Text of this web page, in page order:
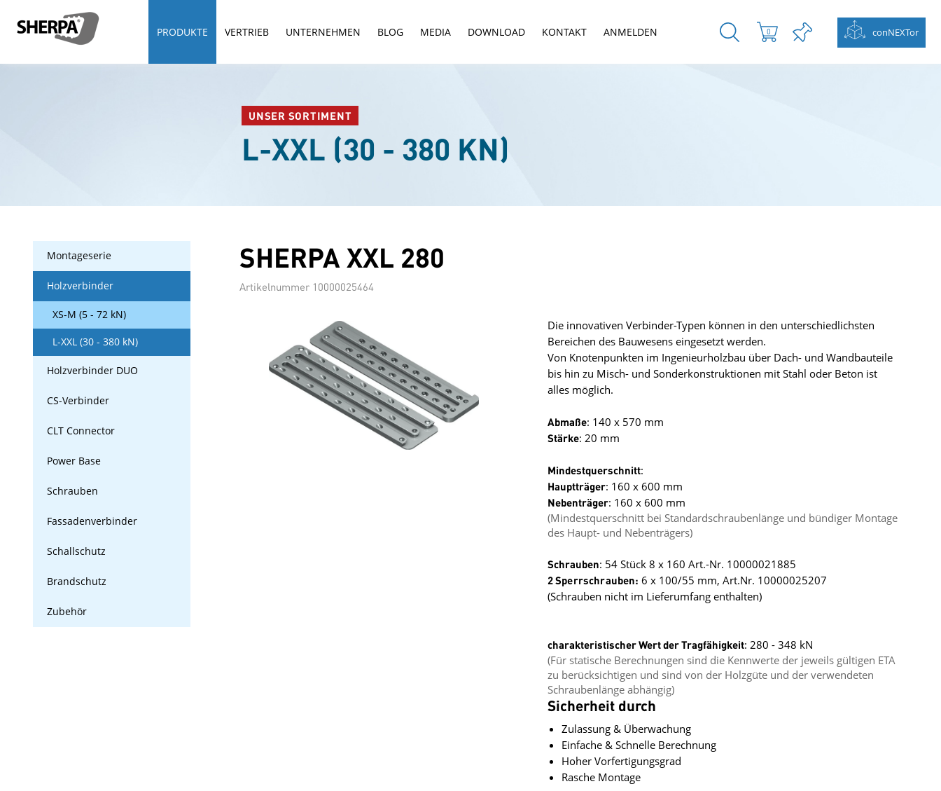
PRODUKTE VERTRIEB UNTERNEHMEN BLOG MEDIA DOWNLOAD KONTAKT ANMELDEN conNEXTor
0
UNSER SORTIMENT
L-XXL (30 - 380 KN)
Montageserie
Holzverbinder
XS-M (5 - 72 kN)
L-XXL (30 - 380 kN)
Holzverbinder DUO
CS-Verbinder
CLT Connector
Power Base
Schrauben
Fassadenverbinder
Schallschutz
Brandschutz
Zubehör
SHERPA XXL 280
Artikelnummer 10000025464
Die innovativen Verbinder-Typen können in den unterschiedlichsten
Bereichen des Bauwesens eingesetzt werden.
Von Knotenpunkten im Ingenieurholzbau über Dach- und Wandbauteile
bis hin zu Misch- und Sonderkonstruktionen mit Stahl oder Beton ist
alles möglich.
Abmaße: 140 x 570 mm
Stärke: 20 mm
Mindestquerschnitt:
Hauptträger: 160 x 600 mm
Nebenträger: 160 x 600 mm
(Mindestquerschnitt bei Standardschraubenlänge und bündiger Montage
des Haupt- und Nebenträgers)
Schrauben: 54 Stück 8 x 160 Art.-Nr. 10000021885
2 Sperrschrauben: 6 x 100/55 mm, Art.Nr. 10000025207
(Schrauben nicht im Lieferumfang enthalten)
charakteristischer Wert der Tragfähigkeit: 280 - 348 kN
(Für statische Berechnungen sind die Kennwerte der jeweils gültigen ETA
zu berücksichtigen und sind von der Holzgüte und der verwendeten
Schraubenlänge abhängig)
Sicherheit durch
Zulassung & Überwachung
Einfache & Schnelle Berechnung
Hoher Vorfertigungsgrad
Rasche Montage